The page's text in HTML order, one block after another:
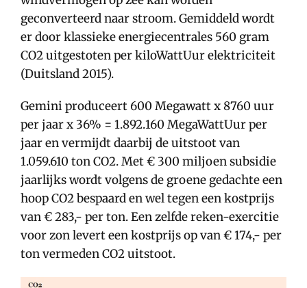
geconverteerd naar stroom. Gemiddeld wordt
er door klassieke energiecentrales 560 gram
CO2 uitgestoten per kiloWattUur elektriciteit
(Duitsland 2015).
Gemini produceert 600 Megawatt x 8760 uur
per jaar x 36% = 1.892.160 MegaWattUur per
jaar en vermijdt daarbij de uitstoot van
1.059.610 ton CO2. Met € 300 miljoen subsidie
jaarlijks wordt volgens de groene gedachte een
hoop CO2 bespaard en wel tegen een kostprijs
van € 283,- per ton. Een zelfde reken-exercitie
voor zon levert een kostprijs op van € 174,- per
ton vermeden CO2 uitstoot.